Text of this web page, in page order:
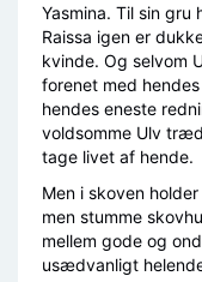
Yasmina. Til sin
Raissa igen er
kvinde. Og selvom
forenet med
hendes eneste
voldsomme Ulv
tage livet af hende.
Men i skoven
men stumme
mellem gode og
usædvanligt